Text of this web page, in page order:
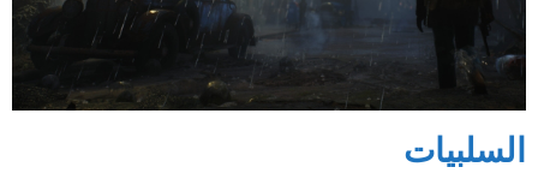
السلبيات